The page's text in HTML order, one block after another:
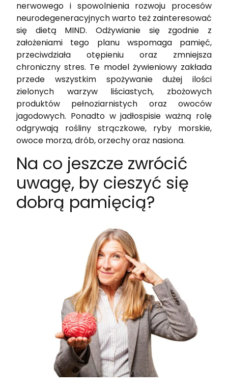
nerwowego i spowolnienia rozwoju procesów
neurodegeneracyjnych warto też zainteresować
się dietą MIND. Odżywianie się zgodnie z
założeniami tego planu wspomaga pamięć,
przeciwdziała otępieniu oraz zmniejsza
chroniczny stres. Te model żywieniowy zakłada
przede wszystkim spożywanie dużej ilości
zielonych warzyw liściastych, zbożowych
produktów pełnoziarnistych oraz owoców
jagodowych. Ponadto w jadłospisie ważną rolę
odgrywają rośliny strączkowe, ryby morskie,
owoce morza, drób, orzechy oraz nasiona.
Na co jeszcze zwrócić
uwagę, by cieszyć się
dobrą pamięcią?